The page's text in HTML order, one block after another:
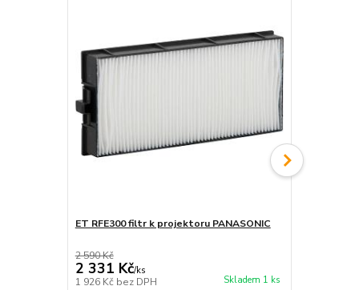
ET RFE300 filtr k projektoru PANASONIC
2 590 Kč
2 331 Kč/ks
1 926 Kč bez DPH Skladem 1 ks